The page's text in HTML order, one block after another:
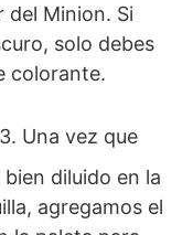
del Minion. Si
solo debes
colorante.
3. Una vez que
diluido en la
agregamos el